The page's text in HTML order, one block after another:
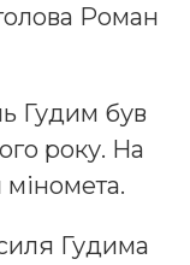
Роман
Гудим був
року. На
Гудима